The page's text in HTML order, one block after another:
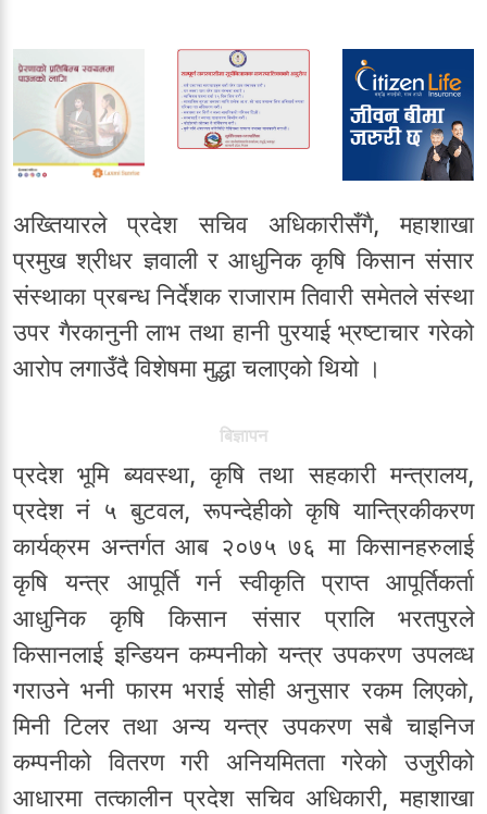
अख्तियारले प्रदेश सचिव अधिकारीसँगै, महाशाखा
प्रमुख श्रीधर ज्ञवाली र आधुनिक कृषि किसान संसार
संस्थाका प्रबन्ध निर्देशक राजाराम तिवारी समेतले संस्था
उपर गैरकानुनी लाभ तथा हानी पुरयाई भ्रष्टाचार गरेको
आरोप लगाउँदै विशेषमा मुद्धा चलाएको थियो ।
बिज्ञापन
प्रदेश भूमि ब्यवस्था, कृषि तथा सहकारी मन्त्रालय,
प्रदेश नं‍ ५ बुटवल, रूपन्देहीको कृषि यान्त्रिकीकरण
कार्यक्रम अन्तर्गत आब २०७५ ७६ मा किसानहरुलाई
कृषि यन्त्र आपूर्ति गर्न स्वीकृति प्राप्त आपूर्तिकर्ता
आधुनिक कृषि किसान संसार प्रालि भरतपुरले
किसानलाई इन्डियन कम्पनीको यन्त्र उपकरण उपलव्ध
गराउने भनी फारम भराई सोही अनुसार रकम लिएको,
मिनी टिलर तथा अन्य यन्त्र उपकरण सबै चाइनिज
कम्पनीको वितरण गरी अनियमितता गरेको उजुरीको
आधारमा तत्कालीन प्रदेश सचिव अधिकारी, महाशाखा